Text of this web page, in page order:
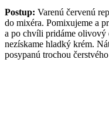
Postup: Varenú červenú
do mixéra. Pomixujeme a
a po chvíli pridáme olivový
nezískame hladký krém.
posypanú trochou